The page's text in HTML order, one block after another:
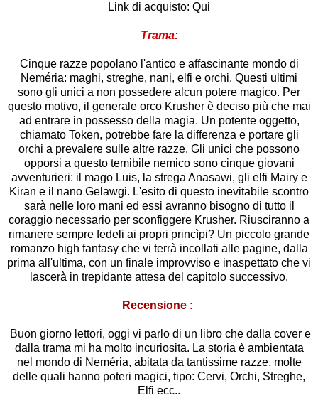
Link di acquisto: Qui
Trama:
Cinque razze popolano l'antico e affascinante mondo di
Neméria: maghi, streghe, nani, elfi e orchi. Questi ultimi
sono gli unici a non possedere alcun potere magico. Per
questo motivo, il generale orco Krusher è deciso più che mai
ad entrare in possesso della magia. Un potente oggetto,
chiamato Token, potrebbe fare la differenza e portare gli
orchi a prevalere sulle altre razze. Gli unici che possono
opporsi a questo temibile nemico sono cinque giovani
avventurieri: il mago Luis, la strega Anasawi, gli elfi Mairy e
Kiran e il nano Gelawgi. L'esito di questo inevitabile scontro
sarà nelle loro mani ed essi avranno bisogno di tutto il
coraggio necessario per sconfiggere Krusher. Riusciranno a
rimanere sempre fedeli ai propri princìpi? Un piccolo grande
romanzo high fantasy che vi terrà incollati alle pagine, dalla
prima all'ultima, con un finale improvviso e inaspettato che vi
lascerà in trepidante attesa del capitolo successivo.
Recensione :
Buon giorno lettori, oggi vi parlo di un libro che dalla cover e
dalla trama mi ha molto incuriosita. La storia è ambientata
nel mondo di Neméria, abitata da tantissime razze, molte
delle quali hanno poteri magici, tipo: Cervi, Orchi, Streghe,
Elfi ecc..